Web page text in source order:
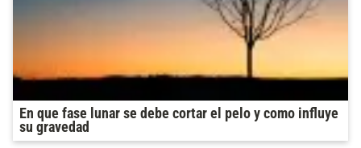
En que fase lunar se debe cortar el pelo y como influye
su gravedad